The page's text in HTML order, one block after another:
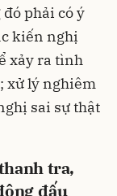
phải có ý
kiến nghị
xảy ra tình
xử lý nghiêm
sai sự thật
tra,
đấu